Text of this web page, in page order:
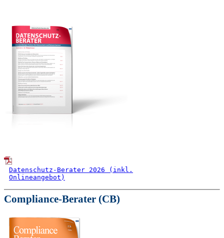
Datenschutz-Berater 2026 (inkl.
Onlineangebot)
Compliance-Berater (CB)